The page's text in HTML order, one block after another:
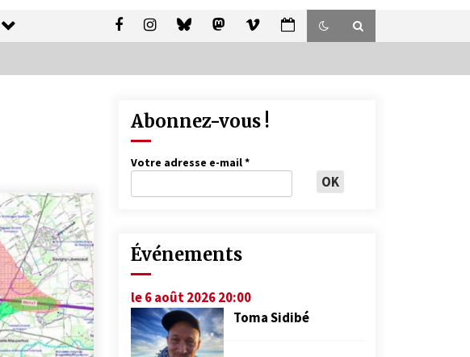
Abonnez-vous !
Votre adresse e-mail*
Événements
le 6 août 2026 20:00
Toma Sidibé